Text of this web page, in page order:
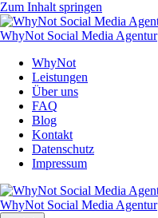
Zum Inhalt springen
WhyNot Social Media Agentur
WhyNot
Leistungen
Über uns
FAQ
Blog
Kontakt
Datenschutz
Impressum
WhyNot Social Media Agentur